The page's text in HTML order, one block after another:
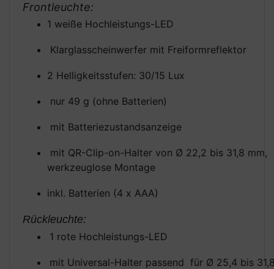
Frontleuchte:
1 weiße Hochleistungs-LED
Klarglasscheinwerfer mit Freiformreflektor
2 Helligkeitsstufen: 30/15 Lux
nur 49 g (ohne Batterien)
mit Batteriezustandsanzeige
mit QR-Clip-on-Halter von Ø 22,2 bis 31,8 mm,
werkzeuglose Montage
inkl. Batterien (4 x AAA)
Rückleuchte:
1 rote Hochleistungs-LED
mit Universal-Halter passend für Ø 25,4 bis